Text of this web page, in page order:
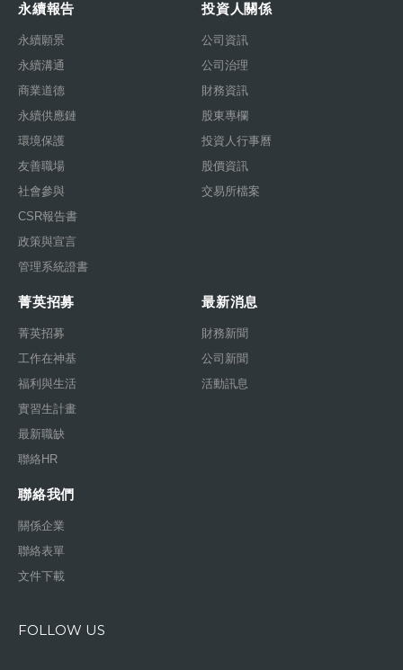
永續報告
永續願景
永續溝通
商業道德
永續供應鏈
環境保護
友善職場
社會參與
CSR報告書
政策與宣言
管理系統證書
投資人關係
公司資訊
公司治理
財務資訊
股東專欄
投資人行事曆
股價資訊
交易所檔案
菁英招募
菁英招募
工作在神基
福利與生活
實習生計畫
最新職缺
聯絡HR
最新消息
財務新聞
公司新聞
活動訊息
聯絡我們
關係企業
聯絡表單
文件下載
FOLLOW US